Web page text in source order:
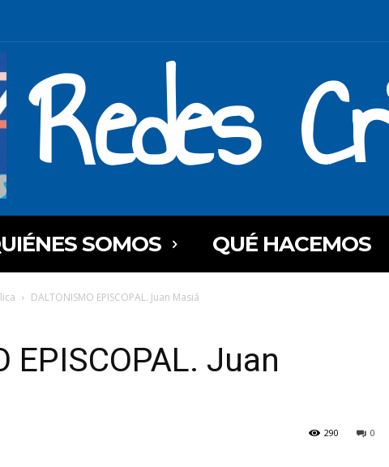
Redes
SOMOS QUÉ HACEMOS
DALTONISMO EPISCOPAL. Juan Masiá
EPISCOPAL. Juan
0
290